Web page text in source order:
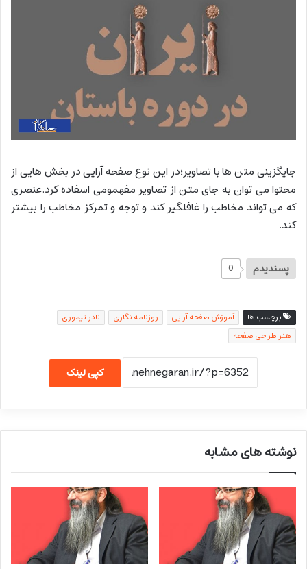
جایگزینی متن ها با تصاویر؛در این نوع صفحه آرایی در بخش هایی از
محتوا می توان به جای متن از تصاویر مفهمومی اسفاده کرد.عنصری
که می تواند مخاطب را غافلگیر کند و توجه و تمرکز مخاطب را بیشتر
کند.
پسندیدم 0
برچسب ها آموزش صفحه آرایی روزنامه نگاری
نادر تیموری
هنر طراحی صفحه
کپی لینک
نوشته های مشابه